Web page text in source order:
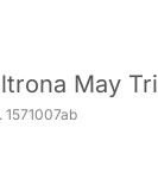
May
1571007ab